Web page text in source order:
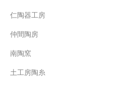
仁陶器工房
仲間陶房
南陶窯
土工房陶糸